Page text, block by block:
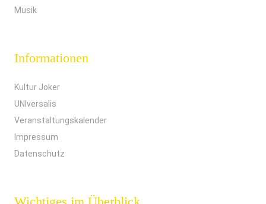
Musik
Informationen
Kultur Joker
UNIversalis
Veranstaltungskalender
Impressum
Datenschutz